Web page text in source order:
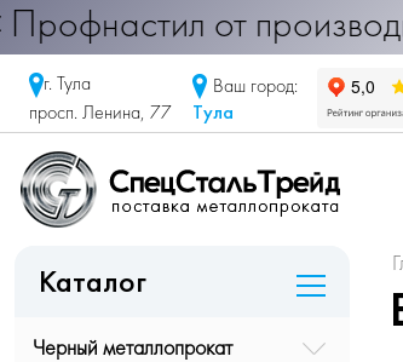
от
г. Тула
просп. Ленина, 77
Ваш город:
Тула
Каталог
Черный металлопрокат